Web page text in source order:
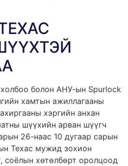
болон АНУ-ын Spurlock
хамтын ажиллагааны
хэргийн анхан
шүүхийн арван шүүгч
26-наас 10 дугаар сарын
Техас мужид зохион
соёлын хөтөлбөрт оролцоод